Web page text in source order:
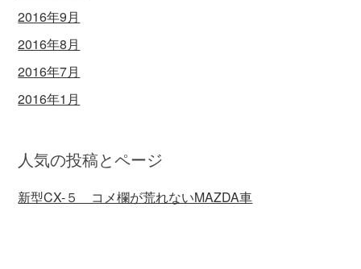
2016年9月
2016年8月
2016年7月
2016年1月
人気の投稿とページ
新型CX-５ コメ欄が荒れないMAZDA車